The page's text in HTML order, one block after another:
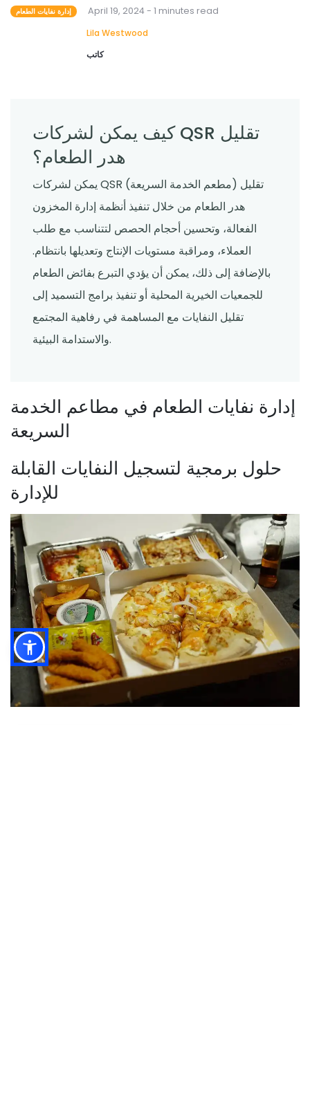
إدارة نفايات الطعام
April 19, 2024 - 1 minutes read
Lila Westwood
كاتب
كيف يمكن لشركات QSR تقليل
هدر الطعام؟
يمكن لشركات QSR (مطعم الخدمة السريعة) تقليل
هدر الطعام من خلال تنفيذ أنظمة إدارة المخزون
الفعالة، وتحسين أحجام الحصص لتتناسب مع طلب
العملاء، ومراقبة مستويات الإنتاج وتعديلها بانتظام.
بالإضافة إلى ذلك، يمكن أن يؤدي التبرع بفائض الطعام
للجمعيات الخيرية المحلية أو تنفيذ برامج التسميد إلى
تقليل النفايات مع المساهمة في رفاهية المجتمع
والاستدامة البيئية.
إدارة نفايات الطعام في مطاعم الخدمة
السريعة
حلول برمجية لتسجيل النفايات القابلة
للإدارة